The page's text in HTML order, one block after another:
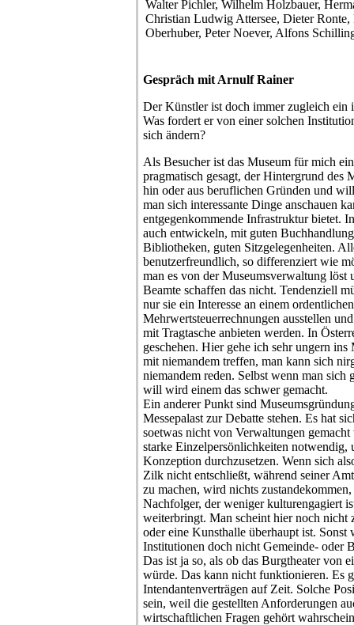
Walter Pichler, Wilhelm Holzbauer,
Christian Ludwig Attersee, Dieter Ronte,
Oberhuber, Peter Noever, Alfons
Gespräch mit Arnulf Rainer
Der Künstler ist doch immer zugleich ein
Was fordert er von einer solchen
sich ändern?
Als Besucher ist das Museum für mich
pragmatisch gesagt, der Hintergrund des
hin oder aus beruflichen Gründen und
man sich interessante Dinge anschauen
entgegenkommende Infrastruktur bietet.
auch entwickeln, mit guten
Bibliotheken, guten Sitzgelegenheiten.
benutzerfreundlich, so differenziert wie
man es von der Museumsverwaltung löst
Beamte schaffen das nicht. Tendenziell
nur sie ein Interesse an einem
Mehrwertsteuerrechnungen ausstellen
mit Tragtasche anbieten werden. In
geschehen. Hier gehe ich sehr ungern
mit niemandem treffen, man kann sich
niemandem reden. Selbst wenn man sich
will wird einem das schwer gemacht.
Ein anderer Punkt sind
Messepalast zur Debatte stehen. Es hat
soetwas nicht von Verwaltungen
starke Einzelpersönlichkeiten notwendig,
Konzeption durchzusetzen. Wenn sich
Zilk nicht entschließt, während seiner
zu machen, wird nichts
Nachfolger, der weniger kulturengagiert
weiterbringt. Man scheint hier noch nicht
oder eine Kunsthalle überhaupt ist.
Institutionen doch nicht Gemeinde- oder
Das ist ja so, als ob das Burgtheater von
würde. Das kann nicht funktionieren. Es
Intendantenverträgen auf Zeit. Solche
sein, weil die gestellten Anforderungen
wirtschaftlichen Fragen gehört